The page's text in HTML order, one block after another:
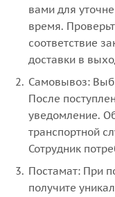
вами для
время.
соответствие
доставки в
Самовывоз:
После
уведомление.
транспортной
Сотрудник
Постамат: При
получите